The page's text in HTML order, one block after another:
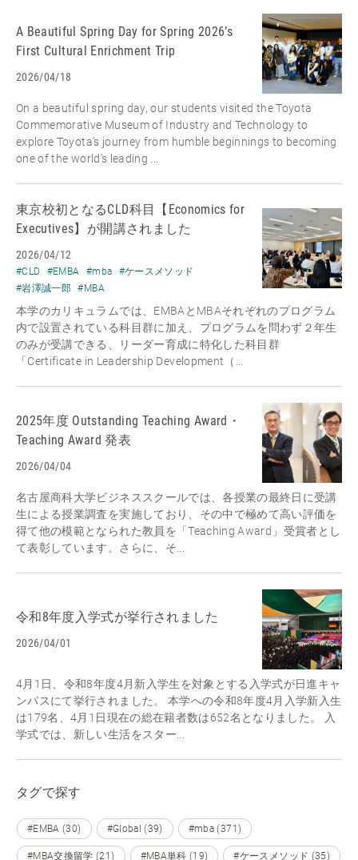
A Beautiful Spring Day for Spring 2026’s
First Cultural Enrichment Trip
2026/04/18
On a beautiful spring day, our students visited the Toyota
Commemorative Museum of Industry and Technology to
explore Toyota’s journey from humble beginnings to becoming
one of the world’s leading ...
東京校初となるCLD科目【Economics for
Executives】が開講されました
2026/04/12
#CLD #EMBA #mba
#ケースメソッド
#岩澤誠一郎
#MBA
本学のカリキュラムでは、EMBAとMBAそれぞれのプログラム
内で設置されている科目群に加え、プログラムを問わず２年生
のみが受講できる、リーダー育成に特化した科目群
「Certificate in Leadership Development（...
2025年度 Outstanding Teaching Award・
Teaching Award 発表
2026/04/04
名古屋商科大学ビジネススクールでは、各授業の最終日に受講
生による授業調査を実施しており、その中で極めて高い評価を
得て他の模範となられた教員を「Teaching Award」受賞者とし
て表彰しています。さらに、そ...
令和8年度入学式が挙行されました
2026/04/01
4月1日、令和8年度4月新入学生を対象とする入学式が日進キャ
ンパスにて挙行されました。 本学への令和8年度4月入学新入生
は179名、4月1日現在の総在籍者数は652名となりました。 入
学式では、新しい生活をスター...
タグで探す
#EMBA (30) #Global (39) #mba (371)
#MBA交換留学 (21) #MBA単科 (19) #ケースメソッド (35)